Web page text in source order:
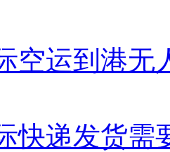
空运到港无
快递发货需